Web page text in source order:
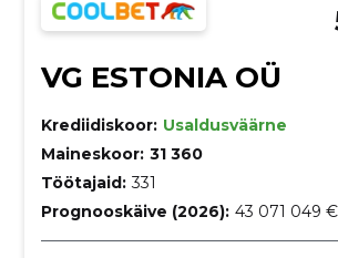
VG ESTONIA OÜ
Krediidiskoor: Usaldusväärne
Maineskoor: 31 360
Töötajaid: 331
Prognooskäive (2026): 43 071 049 €